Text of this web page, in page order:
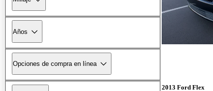
Años
Opciones de compra en línea
2013 Ford Flex